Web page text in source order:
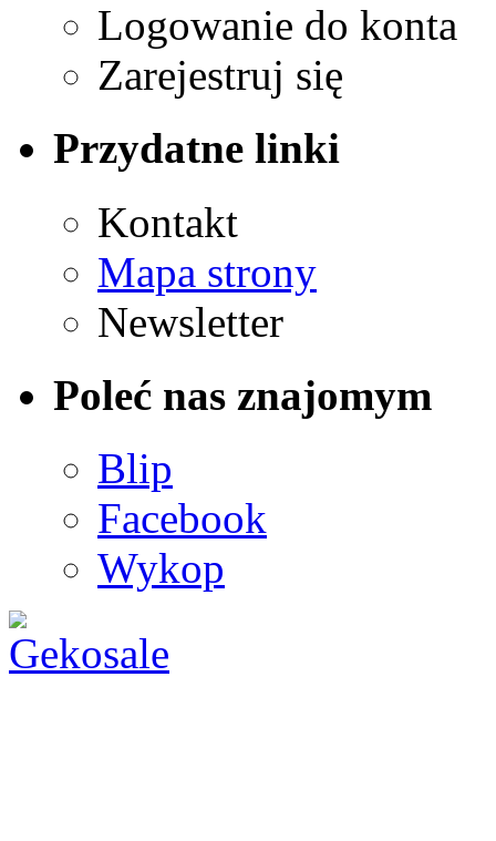
Logowanie do konta
Zarejestruj się
Przydatne linki
Kontakt
Mapa strony
Newsletter
Poleć nas znajomym
Blip
Facebook
Wykop